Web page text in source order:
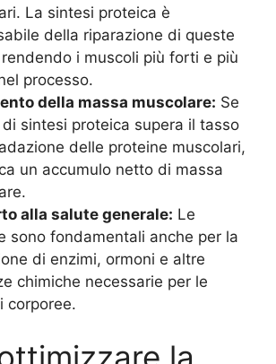
La sintesi proteica è
della riparazione di queste
i muscoli più forti e più
processo.
della massa muscolare: Se
sintesi proteica supera il tasso
delle proteine muscolari,
un accumulo netto di massa
alla salute generale: Le
sono fondamentali anche per la
di enzimi, ormoni e altre
chimiche necessarie per le
corporee.